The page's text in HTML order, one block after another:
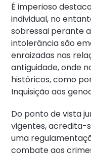
É imperioso
individual, no
sobressai perante
intolerância são
enraizadas nas
antiguidade, onde
históricos, como
Inquisição aos
Do ponto de vista
vigentes, acredita-
uma
combate aos